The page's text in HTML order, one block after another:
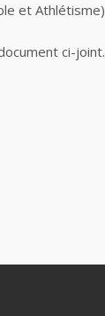
et Athlétisme)
ci-joint.